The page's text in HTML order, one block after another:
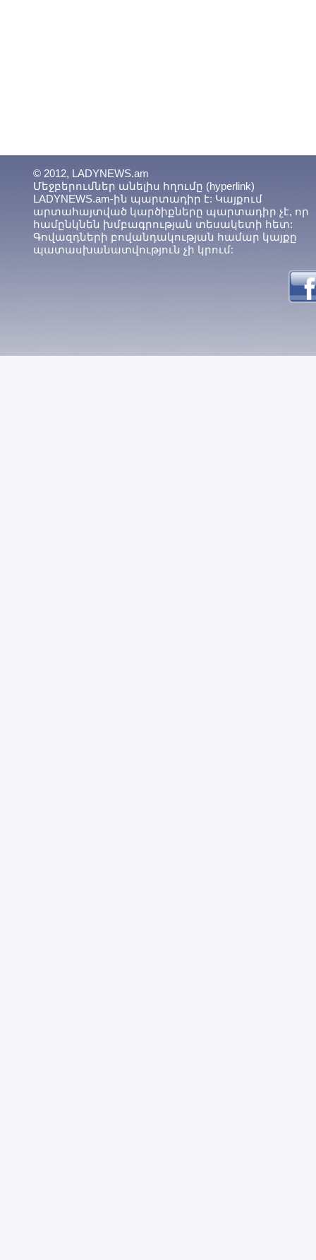
© 2012, LADYNEWS.am
Մեջբերումներ անելիս հղումը (hyperlink)
LADYNEWS.am-ին պարտադիր է: Կայքում
արտահայտված կարծիքները պարտադիր չէ, որ
համընկնեն խմբագրության տեսակետի հետ:
Գովազդների բովանդակության համար կայքը
պատասխանատվություն չի կրում: